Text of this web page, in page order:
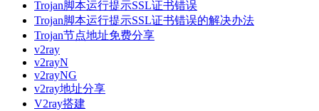
Trojan脚本运行提示SSL证书错误
Trojan脚本运行提示SSL证书错误的解决办法
Trojan节点地址免费分享
v2ray
v2rayN
v2rayNG
v2ray地址分享
V2ray搭建